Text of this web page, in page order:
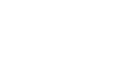
bellissima via sul fiume Sprea. E'